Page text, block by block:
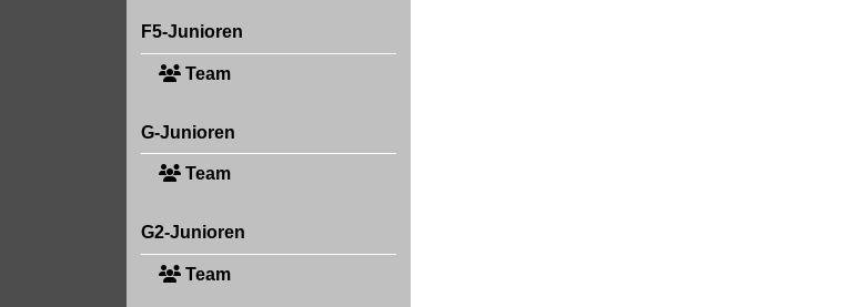
F5-Junioren
Team
G-Junioren
Team
G2-Junioren
Team